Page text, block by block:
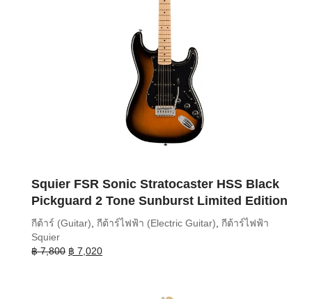
Squier FSR Sonic Stratocaster HSS Black
Pickguard 2 Tone Sunburst Limited Edition
กีต้าร์ (Guitar) กีต้าร์ไฟฟ้า (Electric Guitar) กีต้าร์ไฟฟ้า
Squier
฿7,800 Original
฿ 7,020Current